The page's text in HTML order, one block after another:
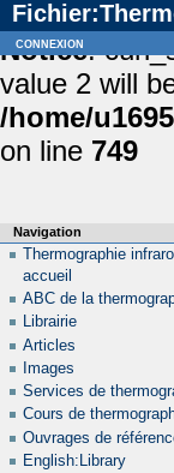
Notice:
value 2 will
/home/
on line 749
Navigation
Thermographie
accueil
ABC de la
Librairie
Articles
Images
Services de
Cours de
Ouvrages de
English:Library
connexion